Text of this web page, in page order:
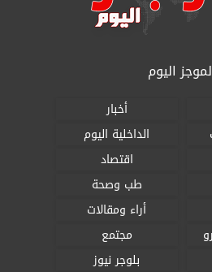
اليوم
أخبار
الداخلية اليوم
اقتصاد
طب وصحة
أراء ومقالات
مجتمع
بلوجر نيوز